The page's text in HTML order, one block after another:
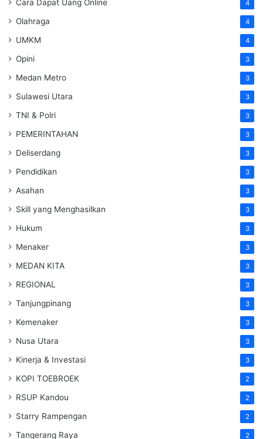
Cara Dapat Uang Online 4
Olahraga 4
UMKM 4
Opini 3
Medan Metro 3
Sulawesi Utara 3
TNI & Polri 3
PEMERINTAHAN 3
Deliserdang 3
Pendidikan 3
Asahan 3
Skill yang Menghasilkan 3
Hukum 3
Menaker 3
MEDAN KITA 3
REGIONAL 3
Tanjungpinang 3
Kemenaker 3
Nusa Utara 3
Kinerja & Investasi 3
KOPI TOEBROEK 2
RSUP Kandou 2
Starry Rampengan 2
Tangerang Raya 2